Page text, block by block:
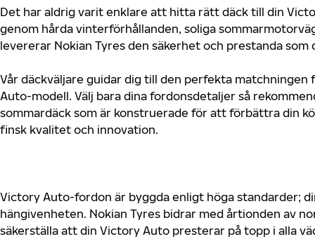
Det har aldrig varit enklare att hitta rätt däck till din
genom hårda vinterförhållanden, soliga
levererar Nokian Tyres den säkerhet och prestanda
Vår däckväljare guidar dig till den perfekta matchningen
Auto-modell. Välj bara dina fordonsdetaljer så
sommardäck som är konstruerade för att förbättra din
finsk kvalitet och innovation.
Victory Auto-fordon är byggda enligt höga standarder;
hängivenheten. Nokian Tyres bidrar med årtionden av
säkerställa att din Victory Auto presterar på topp i alla